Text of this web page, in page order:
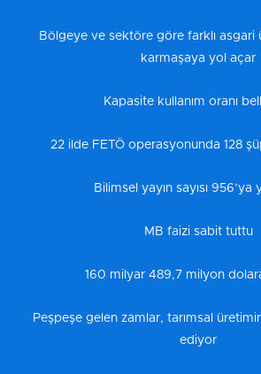
Bölgeye ve sektöre göre farklı asgari
karmaşaya yol açar
Kapasite kullanım oranı
22 ilde FETÖ operasyonunda 128
Bilimsel yayın sayısı 956’ya
MB faizi sabit tuttu
160 milyar 489,7 milyon
Peşpeşe gelen zamlar, tarımsal
ediyor